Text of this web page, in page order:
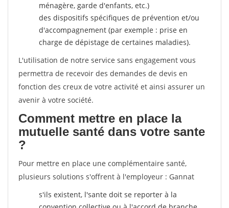
ménagère, garde d'enfants, etc.)
des dispositifs spécifiques de prévention et/ou
d'accompagnement (par exemple : prise en
charge de dépistage de certaines maladies).
L'utilisation de notre service sans engagement vous
permettra de recevoir des demandes de devis en
fonction des creux de votre activité et ainsi assurer un
avenir à votre société.
Comment mettre en place la
mutuelle santé dans votre sante
?
Pour mettre en place une complémentaire santé,
plusieurs solutions s'offrent à l'employeur : Gannat
s'ils existent, l'sante doit se reporter à la